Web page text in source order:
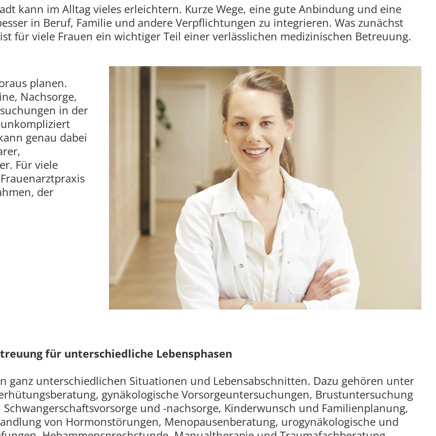
kann im Alltag vieles erleichtern. Kurze Wege, eine gute Anbindung und eine
in Beruf, Familie und andere Verpflichtungen zu integrieren. Was zunächst
für viele Frauen ein wichtiger Teil einer verlässlichen medizinischen Betreuung.
planen.
Nachsorge,
in der
genau dabei
Für viele
der
für unterschiedliche Lebensphasen
ganz unterschiedlichen Situationen und Lebensabschnitten. Dazu gehören unter
gynäkologische Vorsorgeuntersuchungen, Brustuntersuchung
und -nachsorge, Kinderwunsch und Familienplanung,
von Hormonstörungen, Menopausenberatung, urogynäkologische und